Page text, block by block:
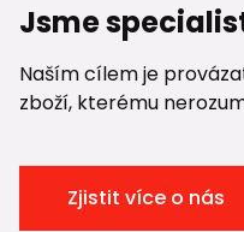
Jsme
Naším cílem je
zboží, kterému
Zjistit více o nás